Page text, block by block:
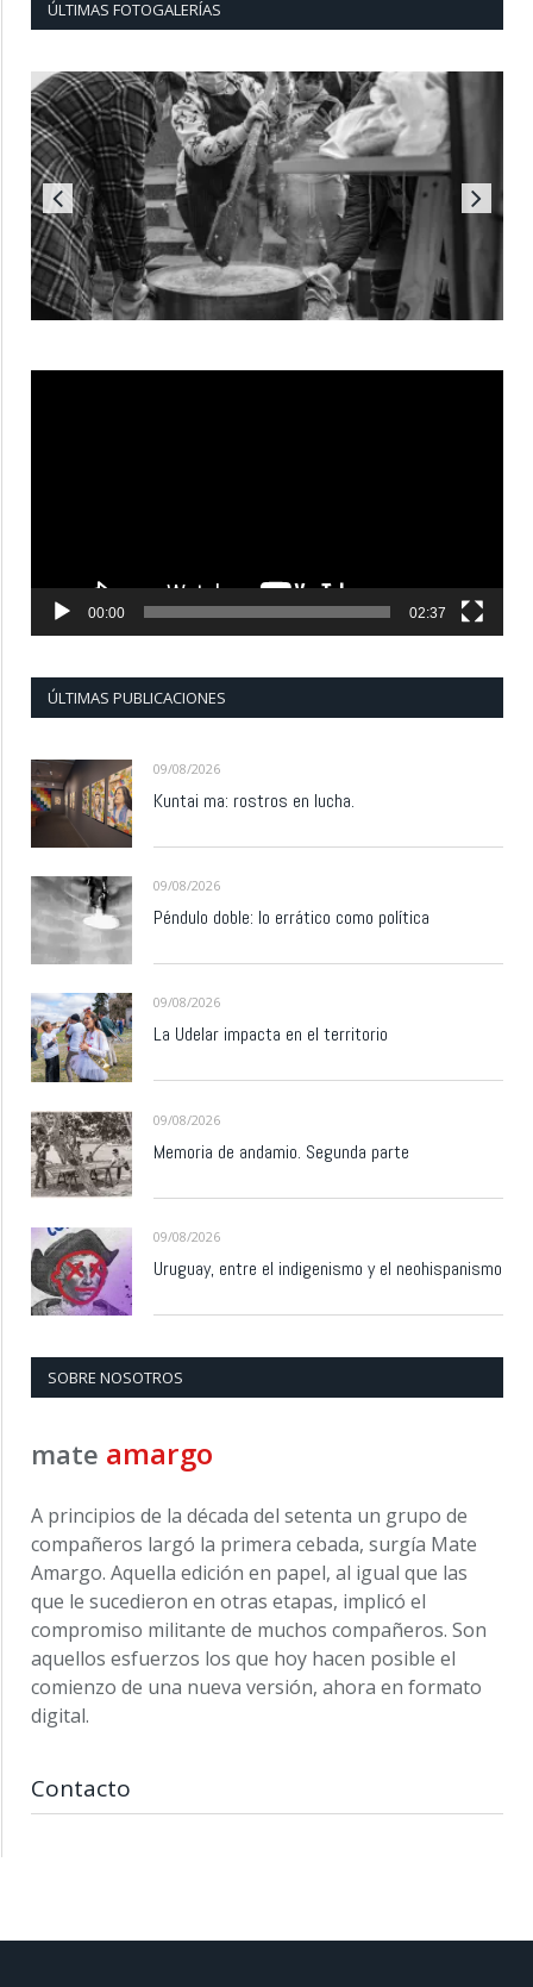
ÚLTIMAS FOTOGALERÍAS
00:00 02:37
ÚLTIMAS PUBLICACIONES
09/08/2026
Kuntai ma: rostros en lucha.
09/08/2026
Péndulo doble: lo errático como política
09/08/2026
La Udelar impacta en el territorio
09/08/2026
Memoria de andamio. Segunda parte
09/08/2026
Uruguay, entre el indigenismo y el neohispanismo
SOBRE NOSOTROS
mate amargo
A principios de la década del setenta un grupo de
compañeros largó la primera cebada, surgía Mate
Amargo. Aquella edición en papel, al igual que las
que le sucedieron en otras etapas, implicó el
compromiso militante de muchos compañeros. Son
aquellos esfuerzos los que hoy hacen posible el
comienzo de una nueva versión, ahora en formato
digital.
Contacto